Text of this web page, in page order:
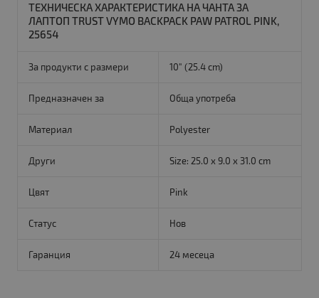
ТЕХНИЧЕСКА ХАРАКТЕРИСТИКА НА ЧАНТА ЗА
ЛАПТОП TRUST VYMO BACKPACK PAW PATROL PINK,
25654
За продукти с размери 10" (25.4 cm)
Предназначен за Обща употреба
Материал Polyester
Други Size: 25.0 x 9.0 x 31.0 cm
Цвят Pink
Статус Нов
Гаранция 24 месеца